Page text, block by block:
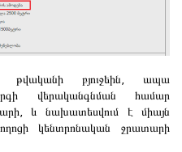
բյուջեին, ապա
վերականգնման համար
և նախատեսվում է միայն
կենտրոնական ջրատարի